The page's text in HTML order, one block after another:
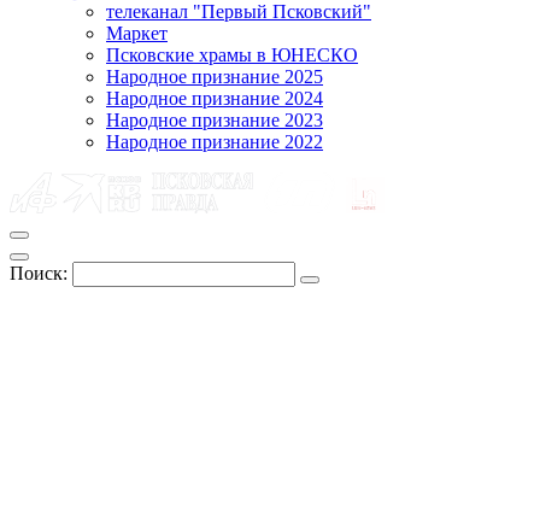
телеканал "Первый Псковский"
Маркет
Псковские храмы в ЮНЕСКО
Народное признание 2025
Народное признание 2024
Народное признание 2023
Народное признание 2022
Поиск: